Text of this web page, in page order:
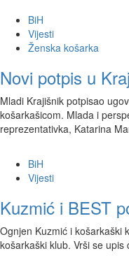
BiH
Vijesti
Ženska košarka
Novi potpis u
Mladi Krajišnik potpisao
košarkašicom. Mlada i
reprezentativka, Katarina
BiH
Vijesti
Kuzmić i BEST
Ognjen Kuzmić i košarkaški
košarkaški klub. Vrši se upis